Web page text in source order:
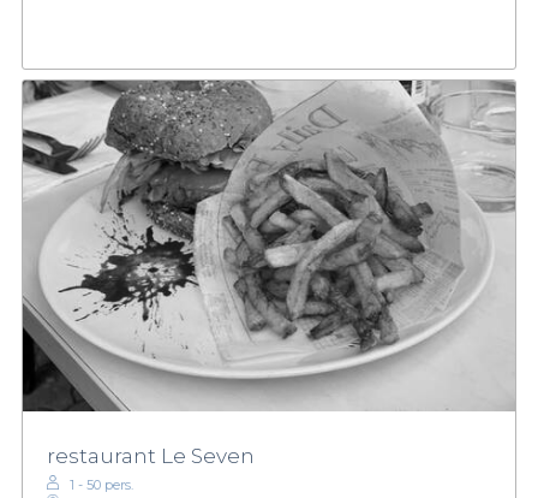
restaurant Le Seven
1 - 50 pers.